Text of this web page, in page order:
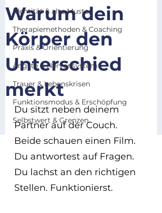
Identität & alte Muster
Therapiemethoden & Coaching
Praxis & Orientierung
Ängste & Nervensystem
Trauer & Lebenskrisen
Funktionsmodus & Erschöpfung
Selbstwert & Grenzen
Warum dein
Körper den
Unterschied
merkt
Du sitzt neben deinem
Partner auf der Couch.
Beide schauen einen Film.
Du antwortest auf Fragen.
Du lachst an den richtigen
Stellen. Funktionierst.